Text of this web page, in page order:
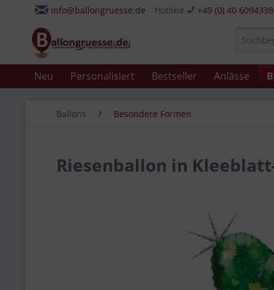
info@ballongruesse.de Hotline +49 (0) 40
Neu Personalisiert Bestseller Anlässe
Ballons Besondere Formen
Riesenballon in